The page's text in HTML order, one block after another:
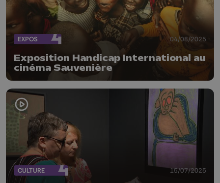
EXPOS 04/08/2025
Exposition Handicap International au
cinéma Sauvenière
CULTURE 15/07/2025